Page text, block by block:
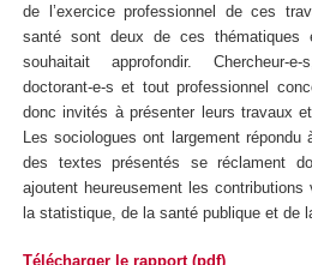
de l’exercice professionnel de ces
santé sont deux de ces thématiques
souhaitait approfondir. Chercheur-e-
doctorant-e-s et tout professionnel
donc invités à présenter leurs travaux
Les sociologues ont largement répondu
des textes présentés se réclament
ajoutent heureusement les contributions
la statistique, de la santé publique et de
Télécharger le rapport (pdf)